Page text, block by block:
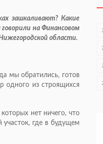
зашкаливают? Какие
на Финансовом
области.
мы обратились, готов
одного из строящихся
нет ничего, что
где в будущем